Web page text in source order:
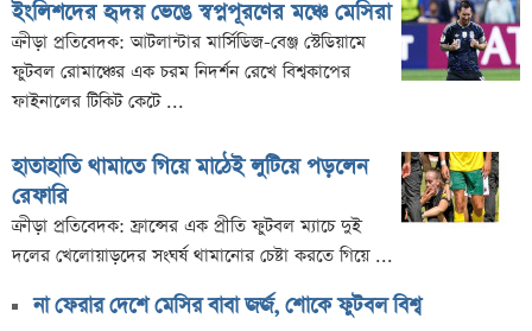
ইংলিশদের হৃদয় ভেঙে স্বপ্নপূরণের মঞ্চে মেসিরা
ক্রীড়া প্রতিবেদক: আটলান্টার মার্সিডিজ-বেঞ্জ স্টেডিয়ামে
ফুটবল রোমাঞ্চের এক চরম নিদর্শন রেখে বিশ্বকাপের
ফাইনালের টিকিট কেটে ...
হাতাহাতি থামাতে গিয়ে মাঠেই লুটিয়ে পড়লেন
রেফারি
ক্রীড়া প্রতিবেদক: ফ্রান্সের এক প্রীতি ফুটবল ম্যাচে দুই
দলের খেলোয়াড়দের সংঘর্ষ থামানোর চেষ্টা করতে গিয়ে ...
না ফেরার দেশে মেসির বাবা জর্জ, শোকে ফুটবল বিশ্ব